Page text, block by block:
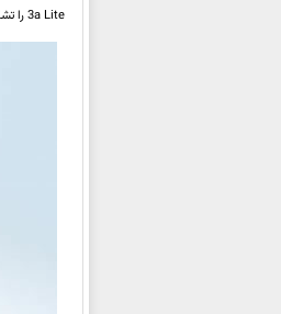
3a Lite را تشکیل می‌‌دهند.